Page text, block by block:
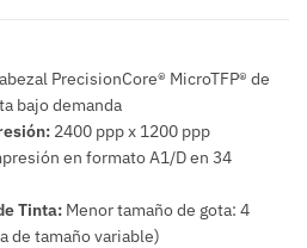
PrecisionCore® MicroTFP® de
bajo demanda
2400 ppp x 1200 ppp
en formato A1/D en 34
Tinta: Menor tamaño de gota: 4
de tamaño variable)